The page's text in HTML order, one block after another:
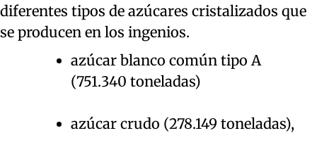
diferentes tipos de azúcares cristalizados que
se producen en los ingenios.
azúcar blanco común tipo A
(751.340 toneladas)
azúcar crudo (278.149 toneladas),